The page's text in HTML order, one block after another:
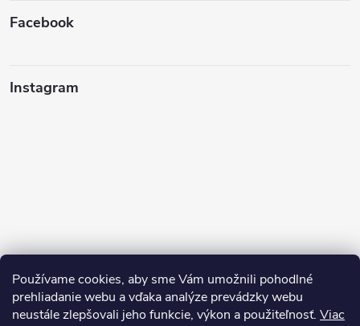
Používame cookies, aby sme Vám umožnili pohodlné
prehliadanie webu a vďaka analýze prevádzky webu
neustále zlepšovali jeho funkcie, výkon a použiteľnosť. Viac
Facebook
Instagram
Sledovať na Instagrame